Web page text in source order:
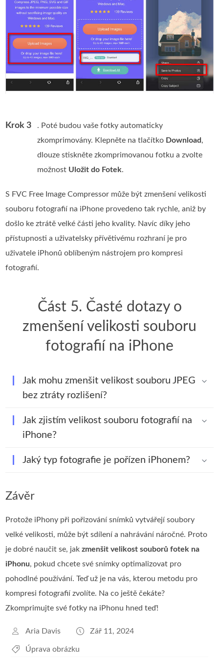
Krok 3
. Poté budou vaše fotky automaticky
zkomprimovány. Klepněte na tlačítko Download ,
dlouze stiskněte zkomprimovanou fotku a zvolte
možnost Uložit do Fotek.
S FVC Free Image Compressor může být zmenšení velikosti
souboru fotografií na iPhone provedeno tak rychle, aniž by
došlo ke ztrátě velké části jeho kvality. Navíc díky jeho
přístupnosti a uživatelsky přívětivému rozhraní je pro
uživatele iPhonů oblíbeným nástrojem pro kompresi
fotografií.
Část 5. Časté dotazy o
zmenšení velikosti souboru
fotografií na iPhone
Jak mohu zmenšit velikost souboru JPEG
bez ztráty rozlišení?
Jak zjistím velikost souboru fotografií na
iPhone?
Jaký typ fotografie je pořízen iPhonem?
Závěr
Protože iPhony při pořizování snímků vytvářejí soubory
velké velikosti, může být sdílení a nahrávání náročné. Proto
je dobré naučit se, jakzmenšit velikost souborů fotek na
iPhonu, pokud chcete své snímky optimalizovat pro
pohodlné používání. Teď už je na vás, kterou metodu pro
kompresi fotografií zvolíte. Na co ještě čekáte?
Zkomprimujte své fotky na iPhonu hned teď!
Aria Davis Zář 11, 2024
Úprava obrázku